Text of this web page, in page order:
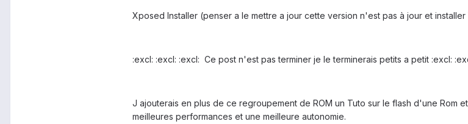
Xposed Installer (penser a le mettre a jour cette version n'est pas à jour et
:excl: :excl: :excl: Ce post n'est pas terminer je le terminerais petits a petit :excl:
J ajouterais en plus de ce regroupement de ROM un Tuto sur le flash d'une
meilleures performances et une meilleure autonomie.